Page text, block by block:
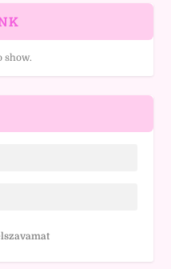
show.